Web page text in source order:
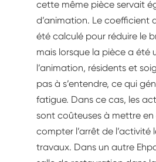
cette même pièce servait
d’animation. Le coefficient
été calculé pour réduire le
mais lorsque la pièce a été
l’animation, résidents et
pas à s’entendre, ce qui
fatigue. Dans ce cas, les
sont coûteuses à mettre
compter l’arrêt de l’activité
travaux. Dans un autre